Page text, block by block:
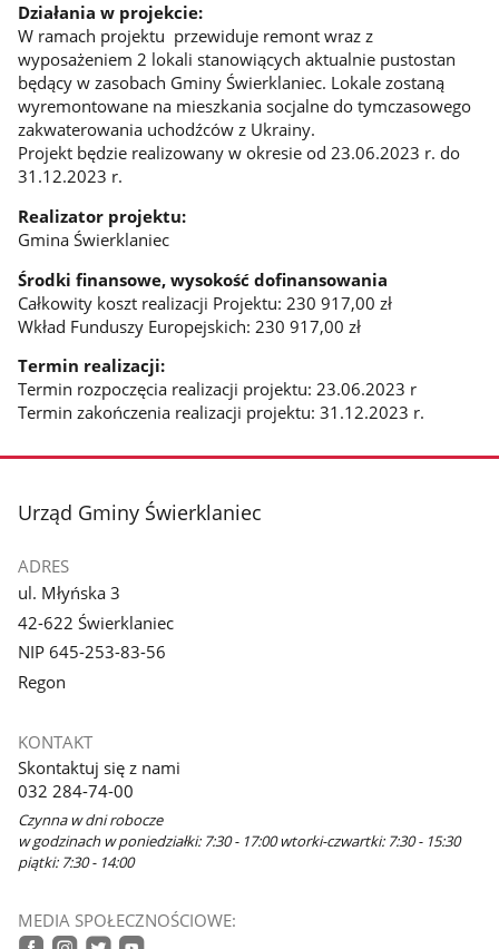
Działania w projekcie:
W ramach projektu przewiduje remont wraz z
wyposażeniem 2 lokali stanowiących aktualnie pustostan
będący w zasobach Gminy Świerklaniec. Lokale zostaną
wyremontowane na mieszkania socjalne do tymczasowego
zakwaterowania uchodźców z Ukrainy.
Projekt będzie realizowany w okresie od 23.06.2023 r. do
31.12.2023 r.
Realizator projektu:
Gmina Świerklaniec
Środki finansowe, wysokość dofinansowania
Całkowity koszt realizacji Projektu: 230 917,00 zł
Wkład Funduszy Europejskich: 230 917,00 zł
Termin realizacji:
Termin rozpoczęcia realizacji projektu: 23.06.2023 r
Termin zakończenia realizacji projektu: 31.12.2023 r.
stopka
Urząd Gminy Świerklaniec
ADRES
ul. Młyńska 3
42-622 Świerklaniec
NIP 645-253-83-56
Regon
KONTAKT
Skontaktuj się z nami
032 284-74-00
Czynna w dni robocze
w godzinach w poniedziałki: 7:30 - 17:00 wtorki-czwartki: 7:30 - 15:30
piątki: 7:30 - 14:00
MEDIA SPOŁECZNOŚCIOWE: